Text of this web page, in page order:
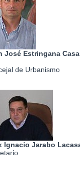
José Estringana
de Urbanismo
Ignacio Jarabo